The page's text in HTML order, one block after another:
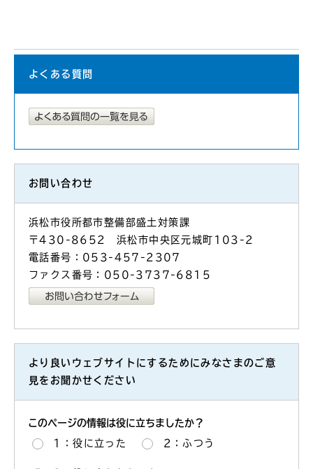
よくある質問
お問い合わせ
浜松市役所都市整備部盛土対策課
〒430-8652 浜松市中央区元城町103-2
電話番号：053-457-2307
ファクス番号：050-3737-6815
より良いウェブサイトにするためにみなさまのご意
見をお聞かせください
このページの情報は役に立ちましたか？
1：役に立った 2：ふつう